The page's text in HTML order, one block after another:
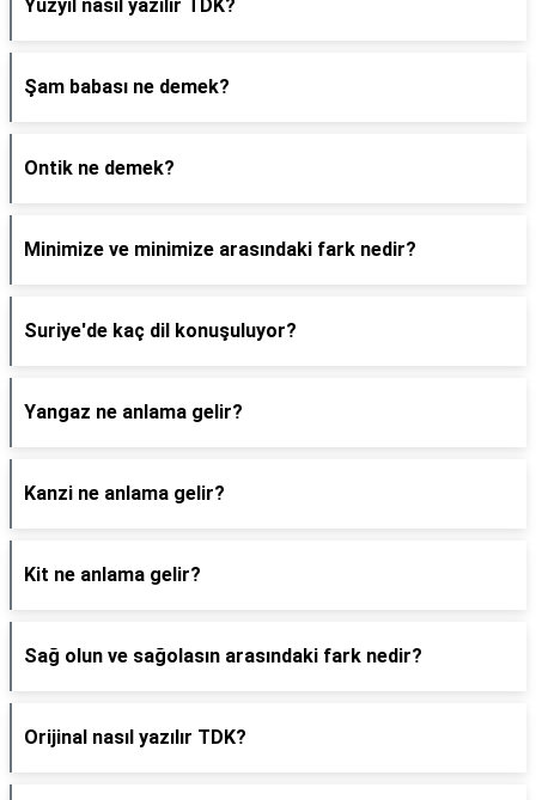
Yüzyıl nasıl yazılır TDK?
Şam babası ne demek?
Ontik ne demek?
Minimize ve minimize arasındaki fark nedir?
Suriye'de kaç dil konuşuluyor?
Yangaz ne anlama gelir?
Kanzi ne anlama gelir?
Kit ne anlama gelir?
Sağ olun ve sağolasın arasındaki fark nedir?
Orijinal nasıl yazılır TDK?